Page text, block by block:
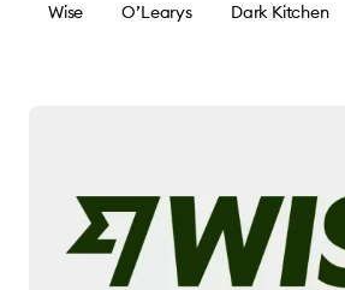
Wise O’Learys Dark Kitchen